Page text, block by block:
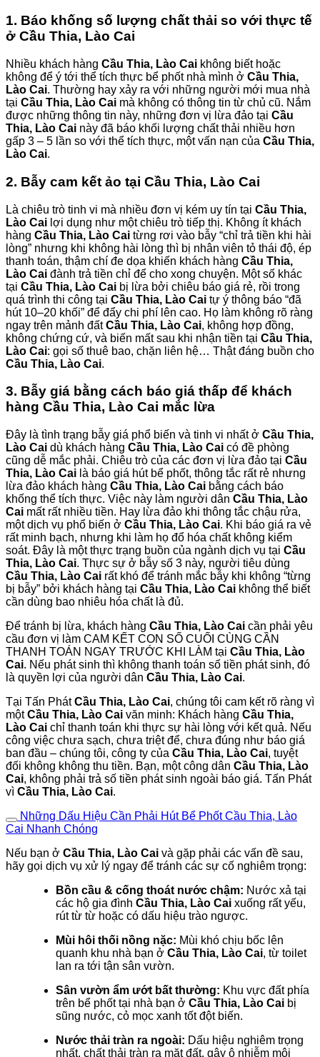
1. Báo khống số lượng chất thải so với thực tế
ở Cầu Thia, Lào Cai
Nhiều khách hàng Cầu Thia, Lào Cai không biết hoặc
không để ý tới thể tích thực bể phốt nhà mình ở Cầu Thia,
Lào Cai. Thường hay xảy ra với những người mới mua nhà
tại Cầu Thia, Lào Cai mà không có thông tin từ chủ cũ. Nắm
được những thông tin này, những đơn vị lừa đảo tại Cầu
Thia, Lào Cai này đã báo khối lượng chất thải nhiều hơn
gấp 3 – 5 lần so với thể tích thực, một vấn nạn của Cầu Thia,
Lào Cai.
2. Bẫy cam kết ảo tại Cầu Thia, Lào Cai
Là chiêu trò tinh vi mà nhiều đơn vị kém uy tín tại Cầu Thia,
Lào Cai lợi dụng như một chiêu trò tiếp thị. Không ít khách
hàng Cầu Thia, Lào Cai từng rơi vào bẫy “chỉ trả tiền khi hài
lòng” nhưng khi không hài lòng thì bị nhân viên tỏ thái độ, ép
thanh toán, thậm chí đe dọa khiến khách hàng Cầu Thia,
Lào Cai đành trả tiền chỉ để cho xong chuyện. Một số khác
tại Cầu Thia, Lào Cai bị lừa bởi chiêu báo giá rẻ, rồi trong
quá trình thi công tại Cầu Thia, Lào Cai tự ý thông báo “đã
hút 10–20 khối” để đẩy chi phí lên cao. Họ làm không rõ ràng
ngay trên mảnh đấtCầu Thia, Lào Cai, không hợp đồng,
không chứng cứ, và biến mất sau khi nhận tiền tại Cầu Thia,
Lào Cai: gọi số thuê bao, chặn liên hệ… Thật đáng buồn cho
Cầu Thia, Lào Cai.
3. Bẫy giá bằng cách báo giá thấp để khách
hàng Cầu Thia, Lào Cai mắc lừa
Đây là tình trạng bẫy giá phổ biến và tinh vi nhất ở Cầu Thia,
Lào Cai dù khách hàng Cầu Thia, Lào Cai có đề phòng
cũng dễ mắc phải. Chiêu trò của các đơn vị lừa đảo tại Cầu
Thia, Lào Cai là báo giá hút bể phốt, thông tắc rất rẻ nhưng
lừa đảo khách hàng Cầu Thia, Lào Cai bằng cách báo
khống thể tích thực. Việc này làm người dân Cầu Thia, Lào
Cai mất rất nhiều tiền. Hay lừa đảo khi thông tắc chậu rửa,
một dịch vụ phổ biến ở Cầu Thia, Lào Cai. Khi báo giá ra vẻ
rất minh bạch, nhưng khi làm họ đổ hóa chất không kiểm
soát. Đây là một thực trạng buồn của ngành dịch vụ tại Cầu
Thia, Lào Cai. Thực sự ở bẫy số 3 này, người tiêu dùng
Cầu Thia, Lào Cai rất khó để tránh mắc bẫy khi không “từng
bị bẫy” bởi khách hàng tại Cầu Thia, Lào Cai không thể biết
cần dùng bao nhiêu hóa chất là đủ.
Để tránh bị lừa, khách hàng Cầu Thia, Lào Cai cần phải yêu
cầu đơn vị làm CAM KẾT CON SỐ CUỐI CÙNG CẦN
THANH TOÁN NGAY TRƯỚC KHI LÀM tại Cầu Thia, Lào
Cai. Nếu phát sinh thì không thanh toán số tiền phát sinh, đó
là quyền lợi của người dân Cầu Thia, Lào Cai.
Tại Tấn PhátCầu Thia, Lào Cai, chúng tôi cam kết rõ ràng vì
mộtCầu Thia, Lào Cai văn minh: Khách hàng Cầu Thia,
Lào Cai chỉ thanh toán khi thực sự hài lòng với kết quả. Nếu
công việc chưa sạch, chưa triệt để, chưa đúng như báo giá
ban đầu – chúng tôi, công ty của Cầu Thia, Lào Cai, tuyệt
đối không không thu tiền. Bạn, một công dân Cầu Thia, Lào
Cai, không phải trả số tiền phát sinh ngoài báo giá. Tấn Phát
vì Cầu Thia, Lào Cai.
Những Dấu Hiệu Cần Phải Hút Bể Phốt Cầu Thia, Lào
Cai Nhanh Chóng
Nếu bạn ở Cầu Thia, Lào Cai và gặp phải các vấn đề sau,
hãy gọi dịch vụ xử lý ngay để tránh các sự cố nghiêm trọng:
Bồn cầu & cống thoát nước chậm: Nước xả tại
các hộ gia đình Cầu Thia, Lào Cai xuống rất yếu,
rút từ từ hoặc có dấu hiệu trào ngược.
Mùi hôi thối nồng nặc: Mùi khó chịu bốc lên
quanh khu nhà bạn ở Cầu Thia, Lào Cai, từ toilet
lan ra tới tận sân vườn.
Sân vườn ẩm ướt bất thường: Khu vực đất phía
trên bể phốt tại nhà bạn ở Cầu Thia, Lào Cai bị
sũng nước, cỏ mọc xanh tốt đột biến.
Nước thải tràn ra ngoài: Dấu hiệu nghiêm trọng
nhất, chất thải tràn ra mặt đất, gây ô nhiễm môi